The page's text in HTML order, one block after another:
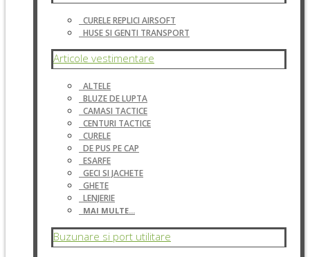
CURELE REPLICI AIRSOFT
HUSE SI GENTI TRANSPORT
Articole vestimentare
ALTELE
BLUZE DE LUPTA
CAMASI TACTICE
CENTURI TACTICE
CURELE
DE PUS PE CAP
ESARFE
GECI SI JACHETE
GHETE
LENJERIE
MAI MULTE...
Buzunare si port utilitare